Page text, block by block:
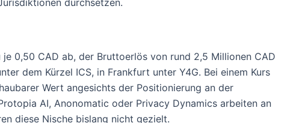
0,50 CAD ab, der Bruttoerlös von rund 2,5 Millionen CAD
dem Kürzel ICS, in Frankfurt unter Y4G. Bei einem Kurs
Wert angesichts der Positionierung an der
AI, Anonomatic oder Privacy Dynamics arbeiten an
diese Nische bislang nicht gezielt.